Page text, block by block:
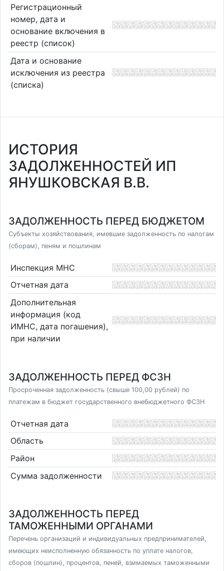
Регистрационный
номер, дата и
основание включения в
реестр (список)
Дата и основание
исключения из реестра
(списка)
ИСТОРИЯ
ЗАДОЛЖЕННОСТЕЙ ИП
ЯНУШКОВСКАЯ В.В.
ЗАДОЛЖЕННОСТЬ ПЕРЕД БЮДЖЕТОМ
Субъекты хозяйствования, имевшие задолженность по налогам
(сборам), пеням и пошлинам
Инспекция МНС
Отчетная дата
Дополнительная
информация (код
ИМНС, дата погашения),
при наличии
ЗАДОЛЖЕННОСТЬ ПЕРЕД ФСЗН
Просроченная задолженность (свыше 100,00 рублей) по
платежам в бюджет государственного внебюджетного ФСЗН
Отчетная дата
Область
Район
Сумма задолженности
ЗАДОЛЖЕННОСТЬ ПЕРЕД
ТАМОЖЕННЫМИ ОРГАНАМИ
Перечень организаций и индивидуальных предпринимателей,
имеющих неисполненную обязанность по уплате налогов,
сборов (пошлин), процентов, пеней, взимаемых таможенными